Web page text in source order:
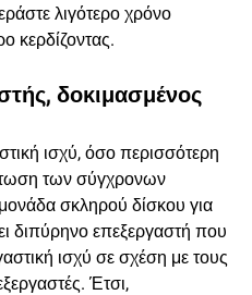
λιγότερο χρόνο
κερδίζοντας.
δοκιμασμένος
ισχύ, όσο περισσότερη
των σύγχρονων
σκληρού δίσκου για
διπύρηνο επεξεργαστή που
ισχύ σε σχέση με τους
Έτσι,